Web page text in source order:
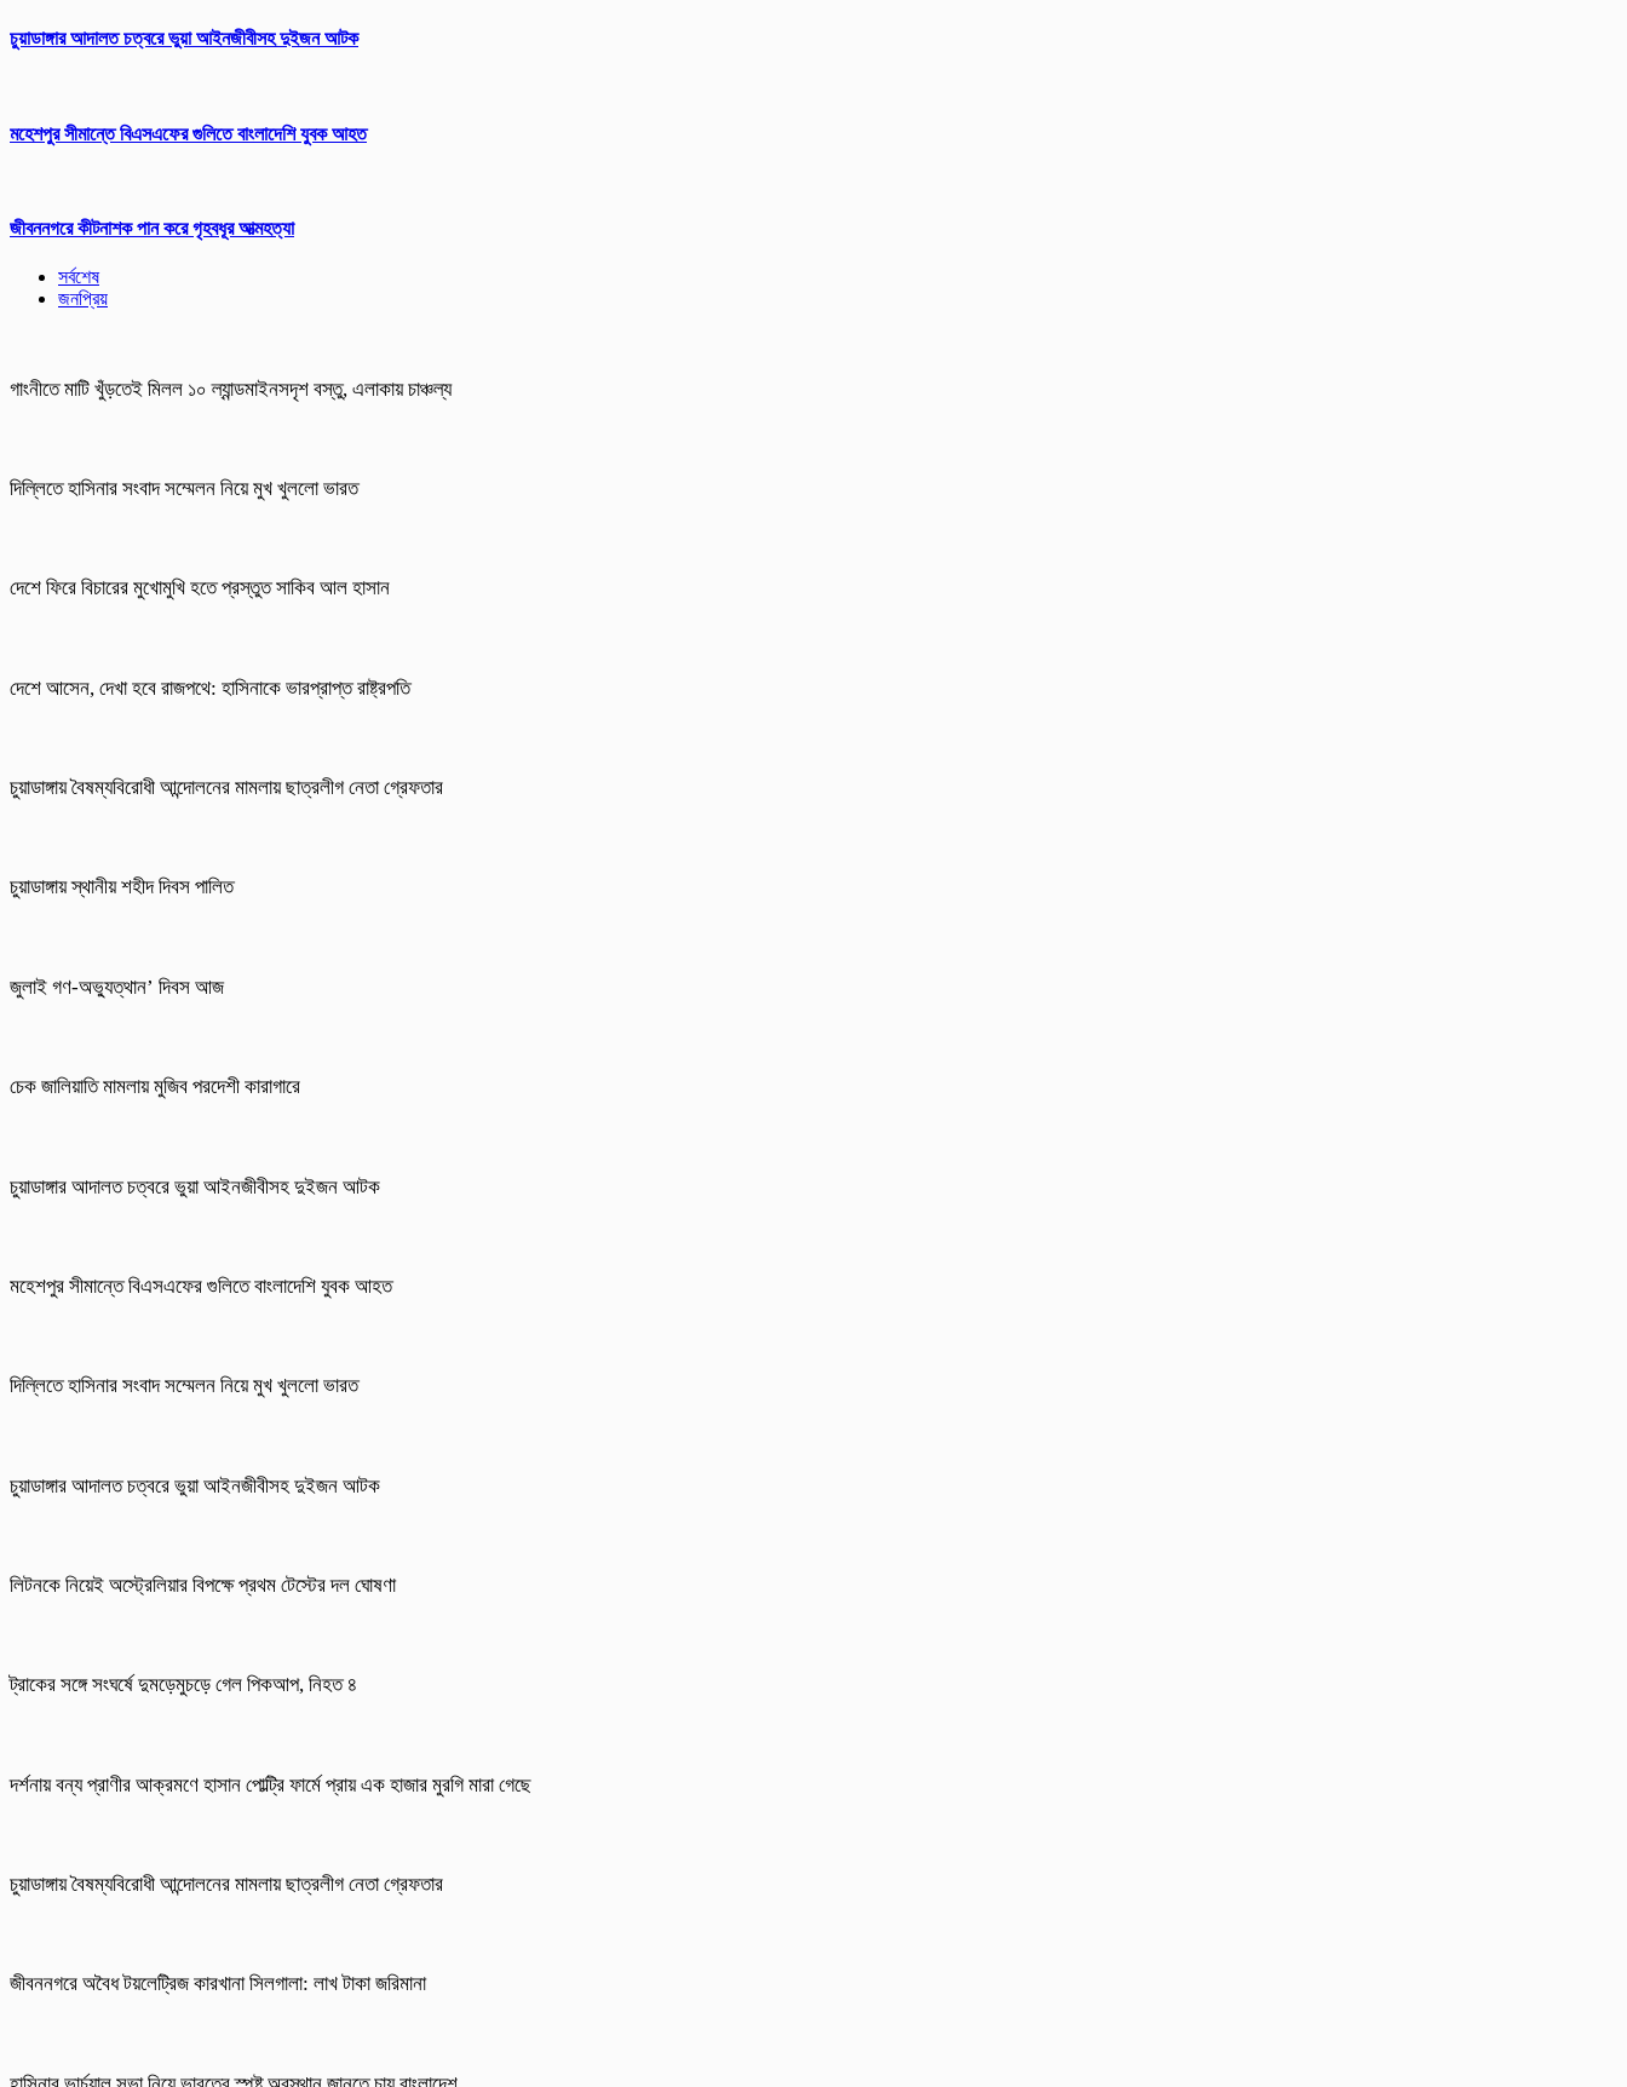
চুয়াডাঙ্গার আদালত চত্বরে ভুয়া আইনজীবীসহ দুইজন আটক
মহেশপুর সীমান্তে বিএসএফের গুলিতে বাংলাদেশি যুবক আহত
জীবননগরে কীটনাশক পান করে গৃহবধূর আত্মহত্যা
সর্বশেষ
জনপ্রিয়
গাংনীতে মাটি খুঁড়তেই মিলল ১০ ল্যান্ডমাইনসদৃশ বস্তু, এলাকায় চাঞ্চল্য
দিল্লিতে হাসিনার সংবাদ সম্মেলন নিয়ে মুখ খুললো ভারত
দেশে ফিরে বিচারের মুখোমুখি হতে প্রস্তুত সাকিব আল হাসান
দেশে আসেন, দেখা হবে রাজপথে: হাসিনাকে ভারপ্রাপ্ত রাষ্ট্রপতি
চুয়াডাঙ্গায় বৈষম্যবিরোধী আন্দোলনের মামলায় ছাত্রলীগ নেতা গ্রেফতার
চুয়াডাঙ্গায় স্থানীয় শহীদ দিবস পা‌লিত
জুলাই গণ-অভ্যুত্থান’ দিবস আজ
চেক জালিয়াতি মামলায় মুজিব পরদেশী কারাগারে
চুয়াডাঙ্গার আদালত চত্বরে ভুয়া আইনজীবীসহ দুইজন আটক
মহেশপুর সীমান্তে বিএসএফের গুলিতে বাংলাদেশি যুবক আহত
দিল্লিতে হাসিনার সংবাদ সম্মেলন নিয়ে মুখ খুললো ভারত
চুয়াডাঙ্গার আদালত চত্বরে ভুয়া আইনজীবীসহ দুইজন আটক
লিটনকে নিয়েই অস্ট্রেলিয়ার বিপক্ষে প্রথম টেস্টের দল ঘোষণা
ট্রাকের সঙ্গে সংঘর্ষে দুমড়েমুচড়ে গেল পিকআপ, নিহত ৪
দর্শনায় বন্য প্রাণীর আক্রমণে হাসান পোল্ট্রি ফার্মে প্রায় এক হাজার মুরগি মারা গেছে
চুয়াডাঙ্গায় বৈষম্যবিরোধী আন্দোলনের মামলায় ছাত্রলীগ নেতা গ্রেফতার
জীবননগরে অবৈধ টয়লেট্রিজ কারখানা সিলগালা: লাখ টাকা জরিমানা